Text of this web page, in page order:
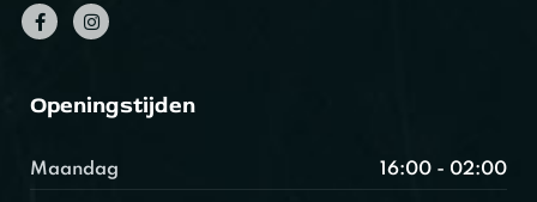
Openingstijden
Maandag 16:00 - 02:00